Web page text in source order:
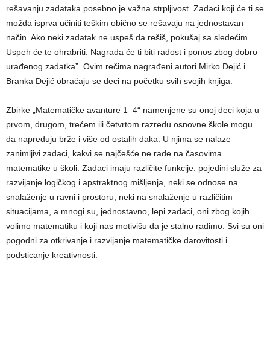
rešavanju zadataka posebno je važna strpljivost. Zadaci koji će ti se
možda isprva učiniti teškim obično se rešavaju na jednostavan
način. Ako neki zadatak ne uspeš da rešiš, pokušaj sa sledećim.
Uspeh će te ohrabriti. Nagrada će ti biti radost i ponos zbog dobro
urađenog zadatka”. Ovim rečima nagrađeni autori Mirko Dejić i
Branka Dejić obraćaju se deci na početku svih svojih knjiga.
Zbirke „Matematičke avanture 1–4“ namenjene su onoj deci koja u
prvom, drugom, trećem ili četvrtom razredu osnovne škole mogu
da napreduju brže i više od ostalih đaka. U njima se nalaze
zanimljivi zadaci, kakvi se najčešće ne rade na časovima
matematike u školi. Zadaci imaju različite funkcije: pojedini služe za
razvijanje logičkog i apstraktnog mišljenja, neki se odnose na
snalaženje u ravni i prostoru, neki na snalaženje u različitim
situacijama, a mnogi su, jednostavno, lepi zadaci, oni zbog kojih
volimo matematiku i koji nas motivišu da je stalno radimo. Svi su oni
pogodni za otkrivanje i razvijanje matematičke darovitosti i
podsticanje kreativnosti.